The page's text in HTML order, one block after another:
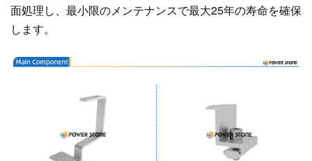
面処理し、最小限のメンテナンスで最大25年の寿命を確保
します。